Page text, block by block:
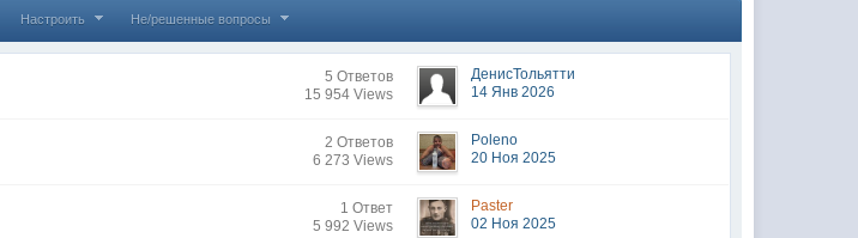
Настроить Не/решенные вопросы
5 Ответов
15 954 Views
ДенисТольятти
14 Янв 2026
2 Ответов
6 273 Views
Poleno
20 Ноя 2025
1 Ответ
5 992 Views
Paster
02 Ноя 2025